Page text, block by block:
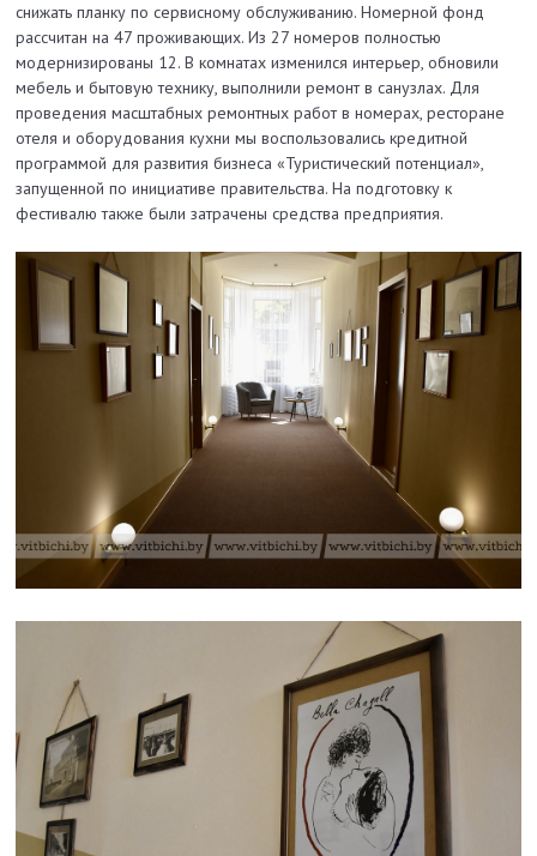
снижать планку по сервисному обслуживанию. Номерной фонд
рассчитан на 47 проживающих. Из 27 номеров полностью
модернизированы 12. В комнатах изменился интерьер, обновили
мебель и бытовую технику, выполнили ремонт в санузлах. Для
проведения масштабных ремонтных работ в номерах, ресторане
отеля и оборудования кухни мы воспользовались кредитной
программой для развития бизнеса «Туристический потенциал»,
запущенной по инициативе правительства. На подготовку к
фестивалю также были затрачены средства предприятия.